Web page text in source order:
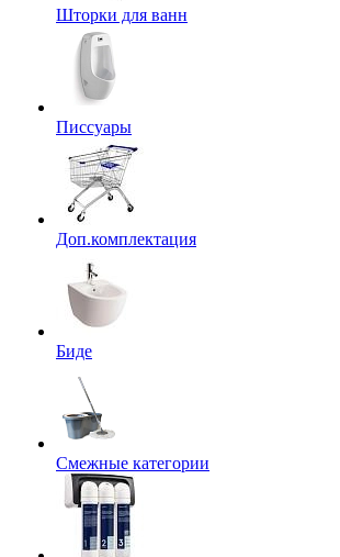
Шторки для ванн
Писсуары
Доп.комплектация
Биде
Смежные категории